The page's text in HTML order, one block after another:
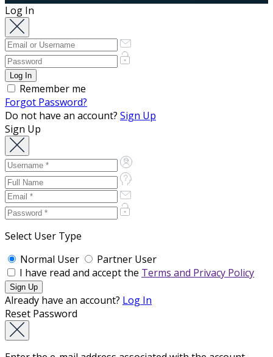
Log In
Remember me
Forgot Password?
Do not have an account? Sign Up
Sign Up
Select User Type
Normal User
Partner User
I have read and accept the Terms and Privacy Policy
Already have an account? Log In
Reset Password